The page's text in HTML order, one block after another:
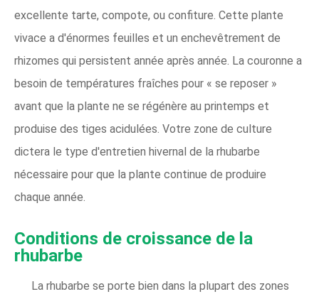
excellente tarte, compote, ou confiture. Cette plante
vivace a d'énormes feuilles et un enchevêtrement de
rhizomes qui persistent année après année. La couronne a
besoin de températures fraîches pour « se reposer »
avant que la plante ne se régénère au printemps et
produise des tiges acidulées. Votre zone de culture
dictera le type d'entretien hivernal de la rhubarbe
nécessaire pour que la plante continue de produire
chaque année.
Conditions de croissance de la
rhubarbe
La rhubarbe se porte bien dans la plupart des zones